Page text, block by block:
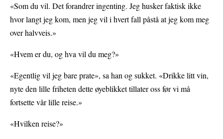
«Som du vil. Det forandrer ingenting. Jeg husker faktisk ikke
hvor langt jeg kom, men jeg vil i hvert fall påstå at jeg kom meg
over halvveis.»
«Hvem er du, og hva vil du meg?»
«Egentlig vil jeg bare prate», sa han og sukket. «Drikke litt vin,
nyte den lille friheten dette øyeblikket tillater oss før vi må
fortsette vår lille reise.»
«Hvilken reise?»